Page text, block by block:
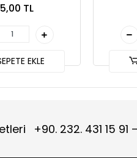
TL
EKLE
+90. 232. 431 15 91